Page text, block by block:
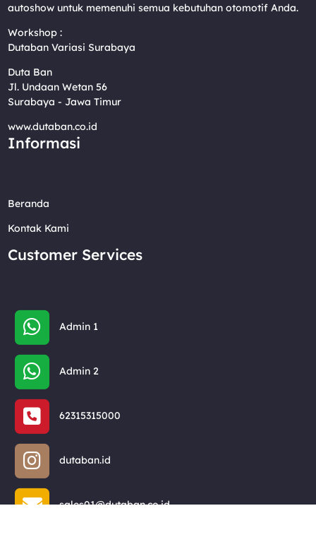
autoshow untuk memenuhi semua kebutuhan otomotif Anda.
Workshop :
Dutaban Variasi Surabaya
Duta Ban
Jl. Undaan Wetan 56
Surabaya - Jawa Timur
www.dutaban.co.id
Informasi
Beranda
Kontak Kami
Customer Services
Admin 1
Admin 2
62315315000
dutaban.id
sales01@dutaban.co.id